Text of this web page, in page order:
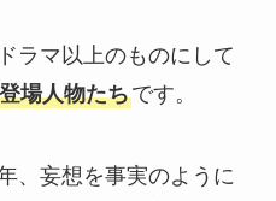
ラマ以上のものにして
場人物たちです。
、妄想を事実のように